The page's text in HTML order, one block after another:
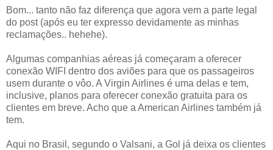
Bom... tanto não faz diferença que agora vem a parte legal
do post (após eu ter expresso devidamente as minhas
reclamações.. hehehe).
Algumas companhias aéreas já começaram a oferecer
conexão WIFI dentro dos aviões para que os passageiros
usem durante o vôo. A Virgin Airlines é uma delas e tem,
inclusive, planos para oferecer conexão gratuita para os
clientes em breve. Acho que a American Airlines também já
tem.
Aqui no Brasil, segundo o Valsani, a Gol já deixa os clientes